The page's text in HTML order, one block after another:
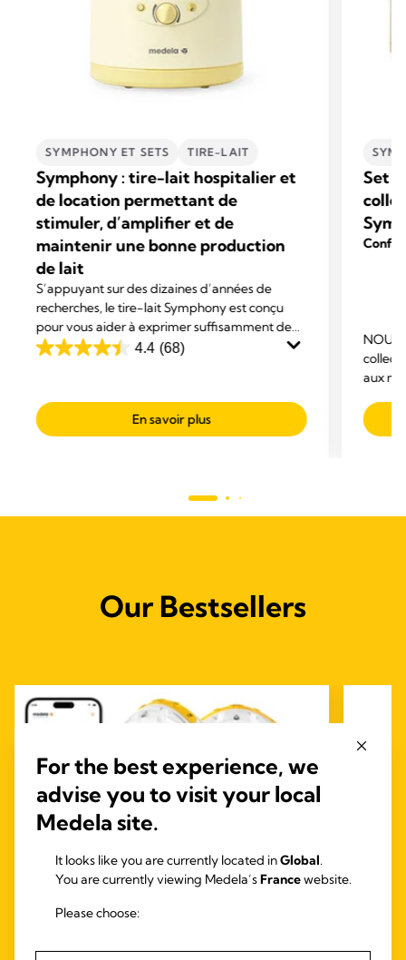
SYMPHONY ET SETS TIRE-LAIT
Symphony : tire-lait hospitalier et
de location permettant de
stimuler, d’amplifier et de
maintenir une bonne production
de lait
S’appuyant sur des dizaines d’années de
recherches, le tire-lait Symphony est conçu
pour vous aider à exprimer suffisamment de
lait pour favoriser l’allaitement de votre bébé.
4.4 (68)
4.4
5
étoiles.
En savoir plus
Set
aux
en
Our Bestsellers
INBRA ÉLECTRIQUE TIRE-LAIT
For the best experience, we
advise you to visit your local
Medela site.
It looks like you are currently located inGlobal.
You are currently viewing Medela’sFrancewebsite.
Please choose: